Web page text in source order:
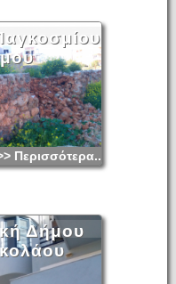
Περισσότερα...
Δήμου